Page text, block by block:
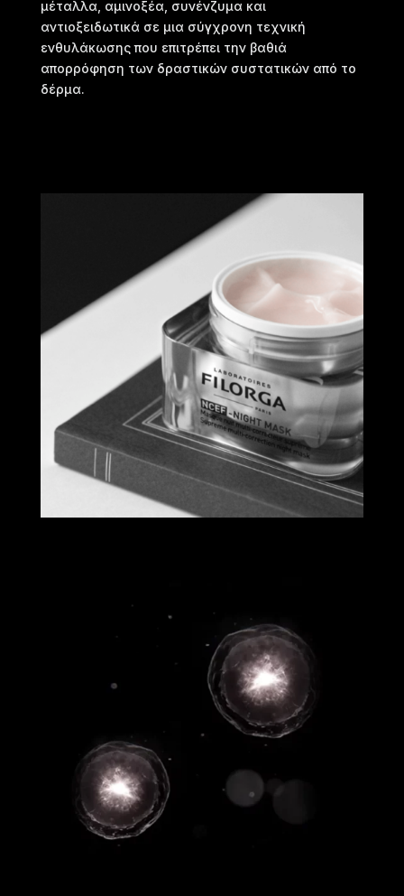
μέταλλα, αμινοξέα, συνένζυμα και
αντιοξειδωτικά σε μια σύγχρονη τεχνική
ενθυλάκωσης που επιτρέπει την βαθιά
απορρόφηση των δραστικών συστατικών από το
δέρμα.